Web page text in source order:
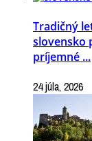
Tradičný
slovensko
príjemné ...
24 júla, 2026